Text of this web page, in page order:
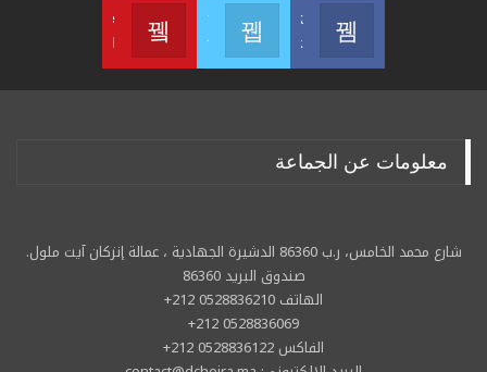
معلومات عن الجماعة
شارع محمد الخامس، ر.ب 86360 الدشيرة الجهادية ، عمالة إنزكان آيت ملول.
صندوق البريد 86360
الهاتف 0528836210 212+
0528836069 212+
الفاكس 0528836122 212+